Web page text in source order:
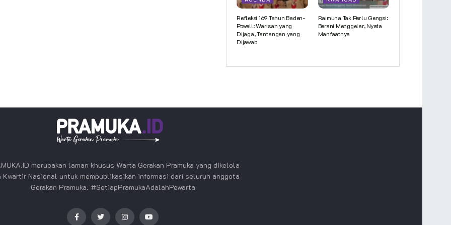
Refleksi 169 Tahun Baden-
Powell: Warisan yang
Dijaga, Tantangan yang
Dijawab
Raimuna Tak Perlu Gengsi:
Berani Menggelar, Nyata
Manfaatnya
merupakan laman khusus Warta Gerakan Pramuka yang dikelola
Kwartir Nasional untuk mempublikasikan informasi dari seluruh anggota
Gerakan Pramuka. #SetiapPramukaAdalahPewarta